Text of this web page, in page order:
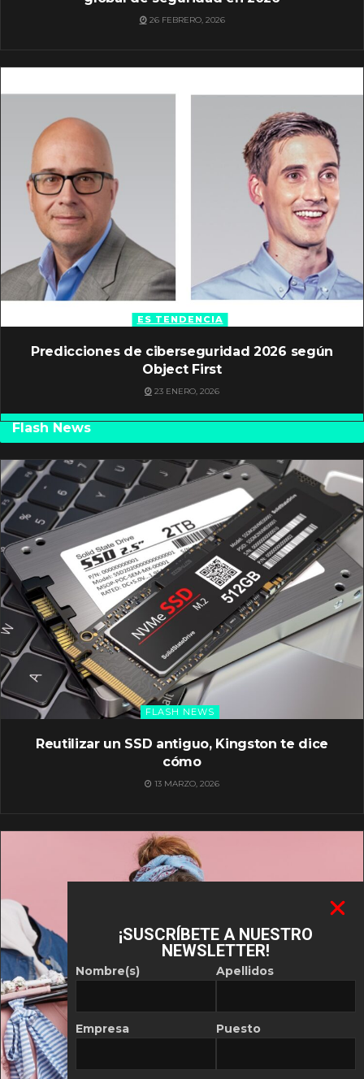
26 FEBRERO, 2026
ES TENDENCIA
Predicciones de ciberseguridad 2026 según
Object First
23 ENERO, 2026
Flash News
FLASH NEWS
Reutilizar un SSD antiguo, Kingston te dice
cómo
13 MARZO, 2026
¡SUSCRÍBETE A NUESTRO
NEWSLETTER!
Nombre(s)
Empresa
Apellidos
Puesto